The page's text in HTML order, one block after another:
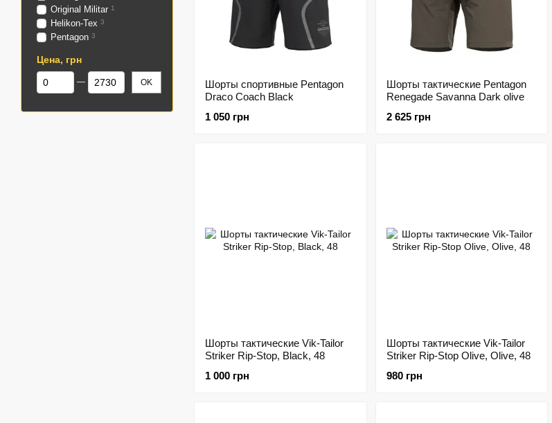
Шорты спортивные Pentagon
Draco Coach Black
1 050 грн
Шорты тактические Pentagon
Renegade Savanna Dark olive
2 625 грн
Шорты тактические Vik-Tailor
Striker Rip-Stop, Black, 48
1 000 грн
Шорты тактические Vik-Tailor
Striker Rip-Stop Olive, Olive, 48
980 грн
Original Militar 1
Helikon-Tex 3
Pentagon 3
Цена, грн
От Цена, грн
До Цена, грн OK